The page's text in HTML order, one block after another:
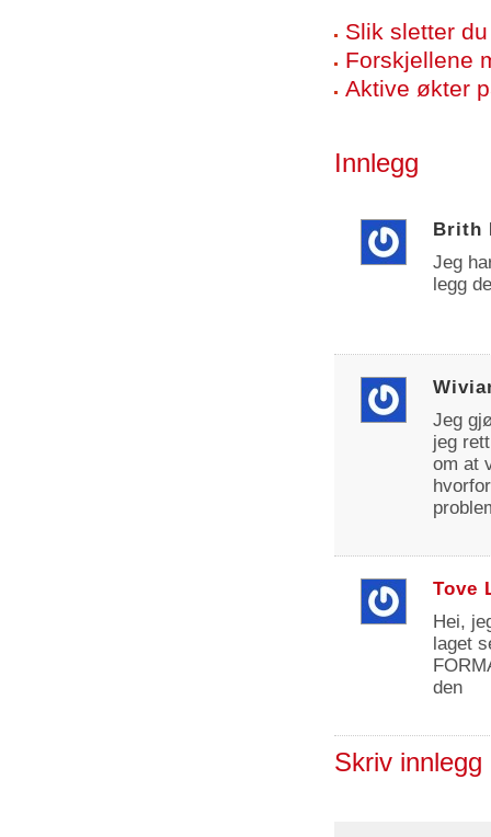
Slik sletter
Forskjellene
Aktive økter
Innlegg
Brith
Jeg
legg
Jeg
jeg
om at
Tove
Hei,
laget
den
Skriv innlegg